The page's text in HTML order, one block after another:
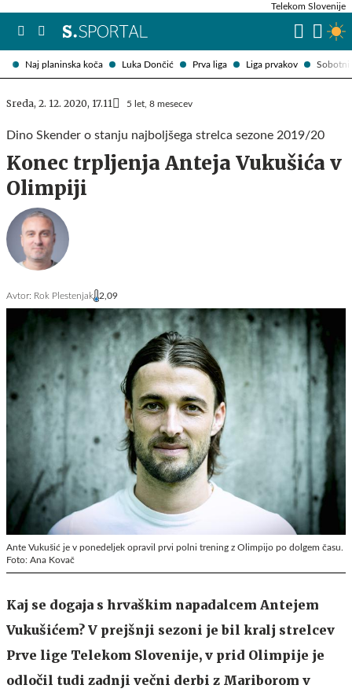
Naj planinska koča Luka Dončić Prva liga Liga prvakov Sobotni
Telekom Slovenije
Sreda, 2. 12. 2020, 17.11 5 let, 8 mesecev
Dino Skender o stanju najboljšega strelca sezone 2019/20
Konec trpljenja Anteja Vukušića v
Olimpiji
Avtor: Rok Plestenjak 2,09
Ante Vukušić je v ponedeljek opravil prvi polni trening z Olimpijo po dolgem času.
Foto: Ana Kovač
Kaj se dogaja s hrvaškim napadalcem Antejem
Vukušićem? V prejšnji sezoni je bil kralj strelcev
Prve lige Telekom Slovenije, v prid Olimpije je
odločil tudi zadnji večni derbi z Mariborom v